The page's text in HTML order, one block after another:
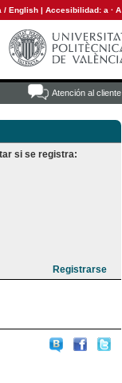
/ English | Accesibilidad: a · A
Atención al cliente
si se registra: